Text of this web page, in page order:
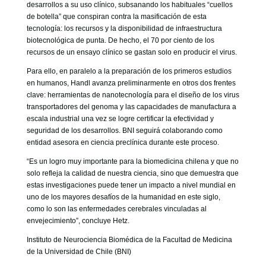
desarrollos a su uso clínico, subsanando los habituales “cuellos
de botella” que conspiran contra la masificación de esta
tecnología: los recursos y la disponibilidad de infraestructura
biotecnológica de punta. De hecho, el 70 por ciento de los
recursos de un ensayo clínico se gastan solo en producir el virus.
Para ello, en paralelo a la preparación de los primeros estudios
en humanos, Handl avanza preliminarmente en otros dos frentes
clave: herramientas de nanotecnología para el diseño de los virus
transportadores del genoma y las capacidades de manufactura a
escala industrial una vez se logre certificar la efectividad y
seguridad de los desarrollos. BNI seguirá colaborando como
entidad asesora en ciencia preclínica durante este proceso.
“Es un logro muy importante para la biomedicina chilena y que no
solo refleja la calidad de nuestra ciencia, sino que demuestra que
estas investigaciones puede tener un impacto a nivel mundial en
uno de los mayores desafíos de la humanidad en este siglo,
como lo son las enfermedades cerebrales vinculadas al
envejecimiento”, concluye Hetz.
Instituto de Neurociencia Biomédica de la Facultad de Medicina
de la Universidad de Chile (BNI)